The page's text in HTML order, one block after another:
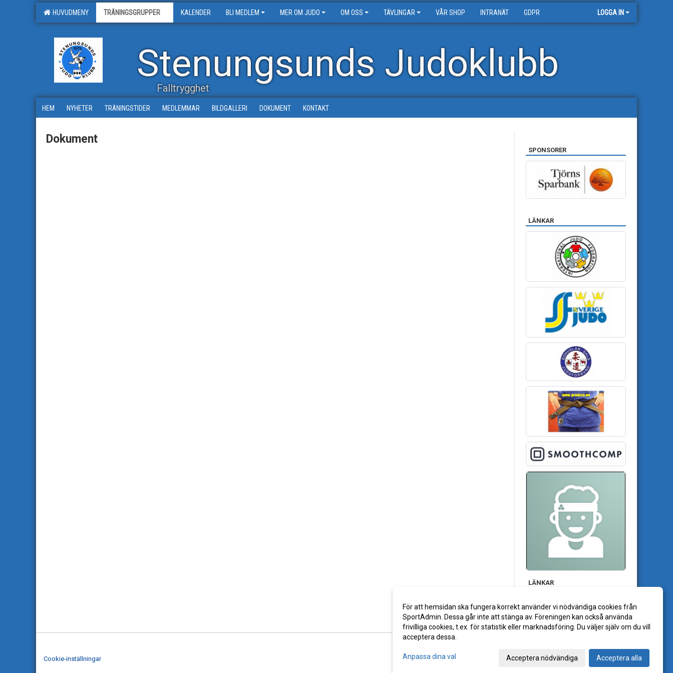
HUVUDMENY TRÄNINGSGRUPPER KALENDER BLI MEDLEM MER OM JUDO OM OSS TÄVLINGAR VÅR SHOP INTRANÄT GDPR LOGGA IN
Stenungsunds Judoklubb
Falltrygghet
HEM NYHETER TRÄNINGSTIDER MEDLEMMAR BILDGALLERI DOKUMENT KONTAKT
Dokument
SPONSORER
LÄNKAR
LÄNKAR
Cookie-inställningar
För att hemsidan ska fungera korrekt använder vi nödvändiga cookies från
SportAdmin. Dessa går inte att stänga av. Föreningen kan också använda
frivilliga cookies, t.ex. för statistik eller marknadsföring. Du väljer själv om du vill
acceptera dessa.
Anpassa dina val Acceptera nödvändiga Acceptera alla